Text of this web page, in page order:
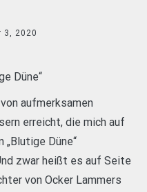
3, 2020
Düne“
aufmerksamen
erreicht, die mich auf
„Blutige Düne“
zwar heißt es auf Seite
von Ocker Lammers